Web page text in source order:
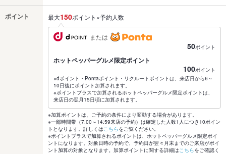
ポイント 最大150ポイント×予約人数
または
50ポイント
ホットペッパーグルメ限定ポイント
100ポイント
※dポイント・Pontaポイント・リクルートポイントは、来店日から6～
10日後にポイント加算されます。
※ポイントプラスで加算されるホットペッパーグルメ限定ポイントは、
来店日の翌月15日頃に加算されます。
※加算ポイントは、ご予約の条件により変動する場合があります。
※一部時間帯（7:00～14:59来店の予約）は確定した人数1人につき10ポイン
トとなります。詳しくはこちらをご覧ください。
※ポイントプラスで加算されるポイントは、ホットペッパーグルメ限定ポイ
ントになります。対象日時の予約で、予約日が翌々月末までのご来店がポイ
ント加算の対象となります。加算ポイントに関する詳細はこちらをご確認く